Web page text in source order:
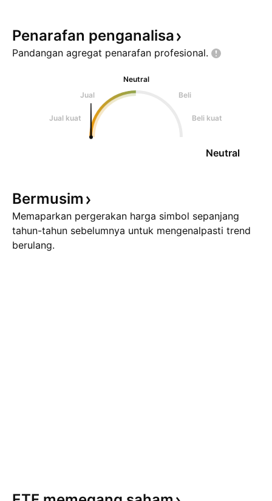
Penarafan penganalisa
Pandangan agregat penarafan profesional.
Neutral
Jual
Beli
Jual kuat Beli kuat
Neutral
Bermusim
Memaparkan pergerakan harga simbol sepanjang
tahun-tahun sebelumnya untuk mengenalpasti trend
berulang.